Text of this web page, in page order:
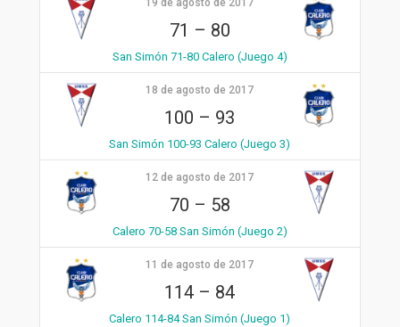
71 – 80
San Simón 71-80 Calero (Juego 4)
18 de agosto de 2017
100 – 93
San Simón 100-93 Calero (Juego 3)
12 de agosto de 2017
70 – 58
Calero 70-58 San Simón (Juego 2)
11 de agosto de 2017
114 – 84
Calero 114-84 San Simón (Juego 1)